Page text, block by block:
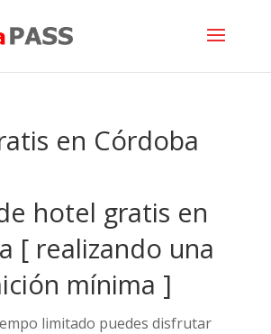
en Córdoba
hotel gratis en
[ realizando una
mínima ]
limitado puedes disfrutar